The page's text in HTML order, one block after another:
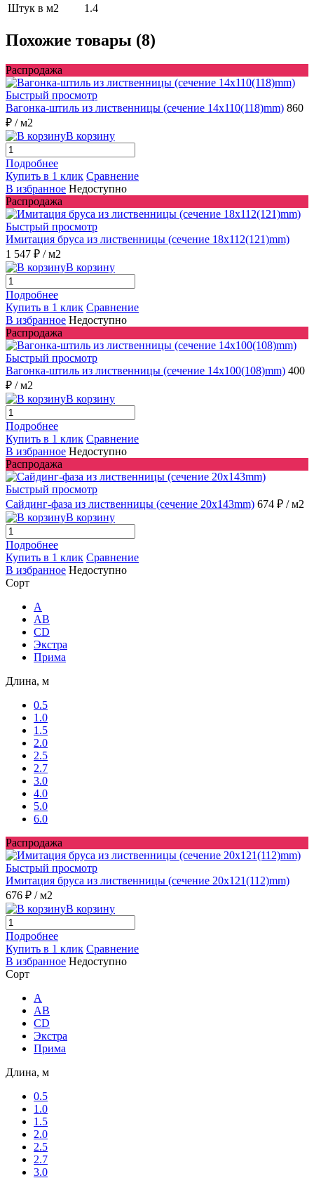
Штук в м2
1.4
Похожие товары (8)
Распродажа
Быстрый просмотр
Вагонка-штиль из лиственницы (сечение 14x110(118)mm) 860
₽ / м2
В корзину
Подробнее
Купить в 1 клик Сравнение
В избранное Недоступно
Распродажа
Быстрый просмотр
Имитация бруса из лиственницы (сечение 18x112(121)mm)
1 547 ₽ / м2
В корзину
Подробнее
Купить в 1 клик Сравнение
В избранное Недоступно
Распродажа
Быстрый просмотр
Вагонка-штиль из лиственницы (сечение 14x100(108)mm) 400
₽ / м2
В корзину
Подробнее
Купить в 1 клик Сравнение
В избранное Недоступно
Распродажа
Быстрый просмотр
Сайдинг-фаза из лиственницы (сечение 20x143mm) 674 ₽ / м2
В корзину
Подробнее
Купить в 1 клик Сравнение
В избранное Недоступно
Сорт
A
AB
CD
Экстра
Прима
Длина, м
0.5
1.0
1.5
2.0
2.5
2.7
3.0
4.0
5.0
6.0
Распродажа
Быстрый просмотр
Имитация бруса из лиственницы (сечение 20x121(112)mm)
676 ₽ / м2
В корзину
Подробнее
Купить в 1 клик Сравнение
В избранное Недоступно
Сорт
A
AB
CD
Экстра
Прима
Длина, м
0.5
1.0
1.5
2.0
2.5
2.7
3.0